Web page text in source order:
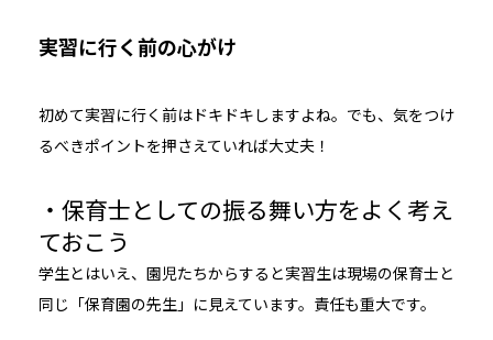
実習に行く前の心がけ
初めて実習に行く前はドキドキしますよね。でも、気をつけ
るべきポイントを押さえていれば大丈夫！
・保育士としての振る舞い方をよく考え
ておこう
学生とはいえ、園児たちからすると実習生は現場の保育士と
同じ「保育園の先生」に見えています。責任も重大です。